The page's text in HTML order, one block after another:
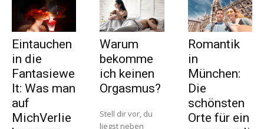
Eintauchen
in die
Fantasiewe
lt: Was man
auf
MichVerlie
Warum
bekomme
ich keinen
Orgasmus?
Stell dir vor, du
liegst neben
Romantik
in
München:
Die
schönsten
Orte für ein